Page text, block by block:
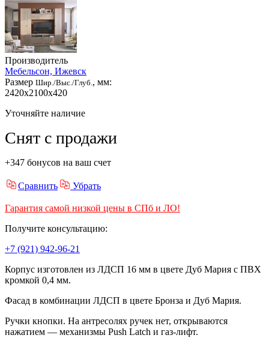
Производитель
Мебельсон, Ижевск
Размер Шир./Выс./Глуб. , мм:
2420x2100x420
Уточняйте наличие
Снят с продажи
+347 бонусов на ваш счет
Сравнить Убрать
Гарантия самой низкой цены в СПб и ЛО!
Получите консультацию:
+7 (921) 942-96-21
Корпус изготовлен из ЛДСП 16 мм в цвете Дуб Мария с ПВХ
кромкой 0,4 мм.
Фасад в комбинации ЛДСП в цвете Бронза и Дуб Мария.
Ручки кнопки. На антресолях ручек нет, открываются
нажатием — механизмы Push Latch и газ-лифт.